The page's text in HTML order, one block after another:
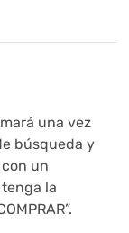
una vez
búsqueda y
un
la